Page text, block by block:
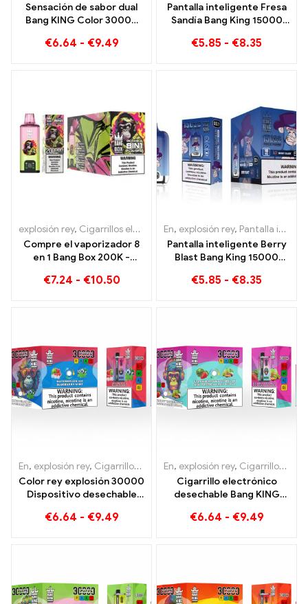
Sensación de sabor dual
Bang KING Color 30000
Sandía 30000 Cigarrillo
€6.64 - €9.49
Pantalla inteligente Fresa
Sandía Bang King 15000
placer de las frutas
€5.85 - €8.35
explosión rey, Cigarrillos electrónicos desechables ,Cigarrillos
Compre el vaporizador 8
en 1 Bang Box 200K -
Sabores
€7.24 - €10.50
En, explosión rey, Pantalla inteligente Bang King 15000 Soplo
Pantalla inteligente Berry
Blast Bang King 15000
desechable de nueva
€5.85 - €8.35
En, explosión rey, Cigarrillos electrónicos desechables Lituania
Color rey explosión 30000
Dispositivo desechable
combinación perfecta de
€6.64 - €9.49
En, explosión rey, Cigarrillos electrónicos desechables Lituania
Cigarrillo electrónico
desechable Bang KING
30000 Trenes llenos de
€6.64 - €9.49